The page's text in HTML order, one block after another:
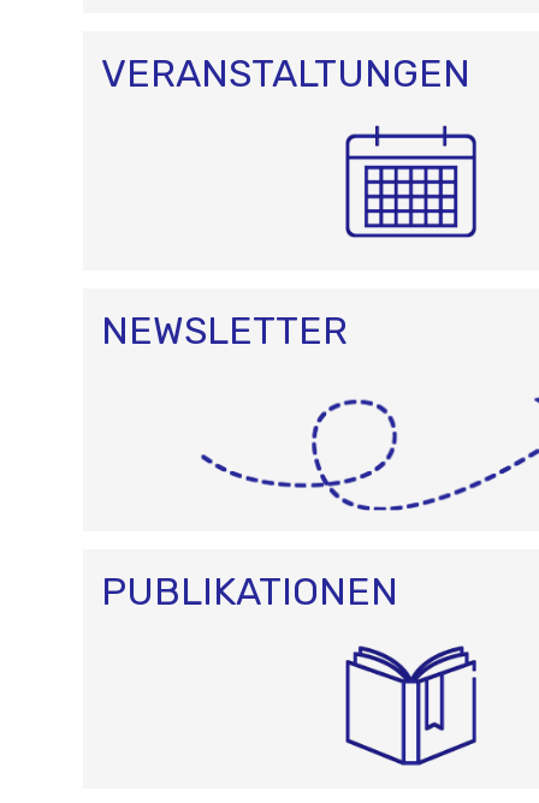
VERANSTALTUNGEN
NEWSLETTER
PUBLIKATIONEN